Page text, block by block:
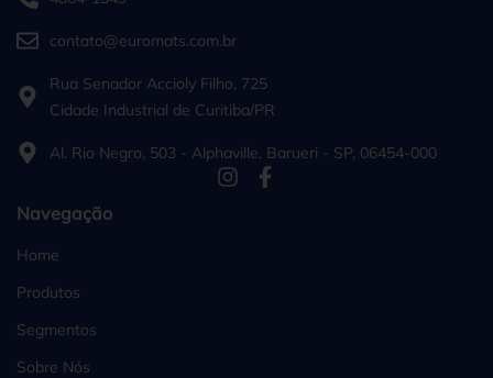
contato@euromats.com.br
Rua Senador Accioly Filho, 725
Cidade Industrial de Curitiba/PR
Al. Rio Negro, 503 - Alphaville, Barueri - SP, 06454-000
Navegação
Home
Produtos
Segmentos
Sobre Nós